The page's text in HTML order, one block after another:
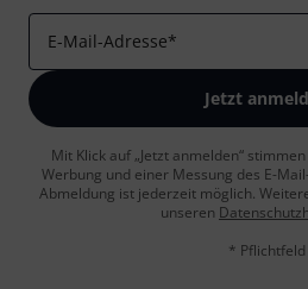
E-Mail-Adresse*
Jetzt
Mit Klick auf „Jetzt anmelden“
Werbung und einer Messung des E-
Abmeldung ist jederzeit möglich.
unseren
* Pflichtfeld